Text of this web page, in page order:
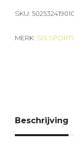
SKU:
MERK: SIS
Beschrijving